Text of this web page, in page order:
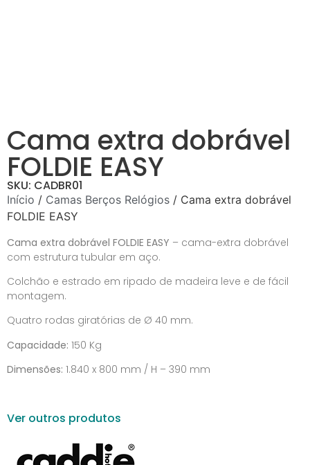
Cama extra dobrável
FOLDIE EASY
SKU: CADBR01
Início / Camas Berços Relógios / Cama extra dobrável
FOLDIE EASY
Cama extra dobrável FOLDIE EASY – cama-extra dobrável
com estrutura tubular em aço.
Colchão e estrado em ripado de madeira leve e de fácil
montagem.
Quatro rodas giratórias de Ø 40 mm.
Capacidade: 150 Kg
Dimensões: 1.840 x 800 mm / H – 390 mm
Ver outros produtos